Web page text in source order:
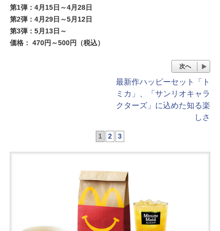
第1弾：4月15日～4月28日
第2弾：4月29日～5月12日
第3弾：5月13日～
価格： 470円～500円（税込）
次へ
最新作ハッピーセット「ト
ミカ」、「サンリオキャラ
クターズ」に込めた知る楽
しさ
1 2 3